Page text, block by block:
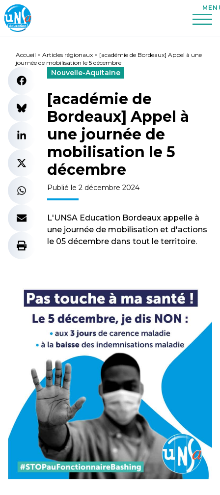
Accueil > Articles régionaux > [académie de Bordeaux] Appel à une
journée de mobilisation le 5 décembre
Nouvelle-Aquitaine
[académie de
Bordeaux] Appel à
une journée de
mobilisation le 5
décembre
Publié le 2 décembre 2024
L'UNSA Education Bordeaux appelle à
une journée de mobilisation et d'actions
le 05 décembre dans tout le territoire.